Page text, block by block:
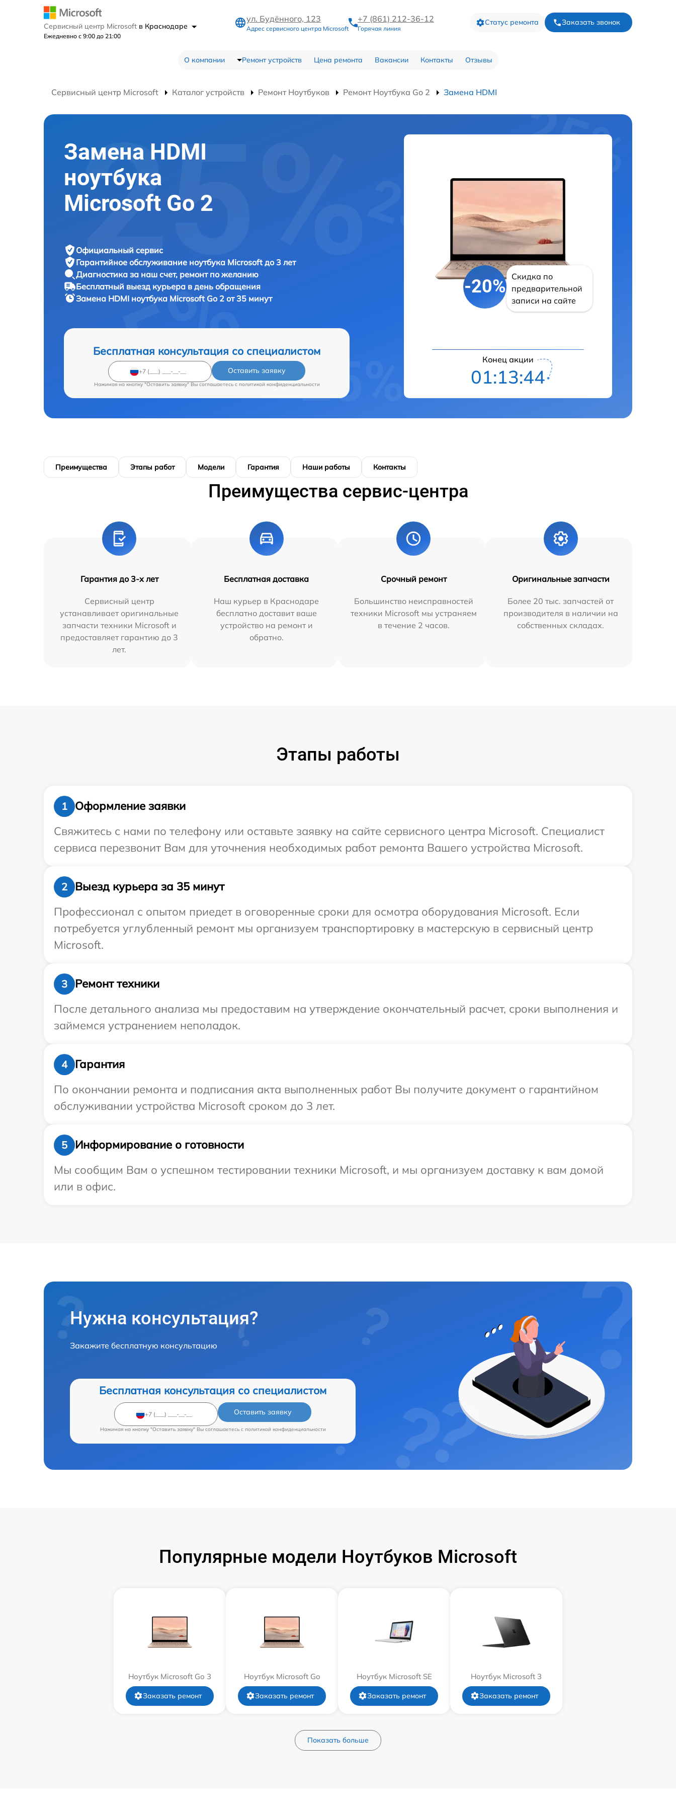
Сервисный центр Microsoft в Краснодаре
Ежедневно с 9:00 до 21:00
ул. Будённого, 123
Адрес сервисного центра Microsoft
+7 (861) 212-36-12
Горячая линия
Статус ремонта Заказать звонок
О компании Ремонт устройств Цена ремонта Вакансии Контакты Отзывы
Сервисный центр Microsoft Каталог устройств Ремонт Ноутбуков Ремонт Ноутбука Go 2 Замена HDMI
Замена HDMI
ноутбука
Microsoft Go 2
Официальный сервис
Гарантийное обслуживание ноутбука Microsoft до 3 лет
Диагностика за наш счет, ремонт по желанию
Бесплатный выезд курьера в день обращения
Замена HDMI ноутбука Microsoft Go 2 от 35 минут
Бесплатная консультация со специалистом
Оставить заявку
Нажимая на кнопку "Оставить заявку" Вы соглашаетесь c политикой конфиденциальности
-20%
Скидка по
предварительной
записи на сайте
Конец акции
01:13:42
Преимущества Этапы работ Модели Гарантия Наши работы Контакты
Преимущества сервис-центра
Гарантия до 3-х лет
Сервисный центр
устанавливает оригинальные
запчасти техники Microsoft и
предоставляет гарантию до 3
лет.
Бесплатная доставка
Наш курьер в Краснодаре
бесплатно доставит ваше
устройство на ремонт и
обратно.
Срочный ремонт
Большинство неисправностей
техники Microsoft мы устраняем
в течение 2 часов.
Оригинальные запчасти
Более 20 тыс. запчастей от
производителя в наличии на
собственных складах.
Этапы работы
1
Оформление заявки
Свяжитесь с нами по телефону или оставьте заявку на сайте сервисного центра Microsoft. Специалист
сервиса перезвонит Вам для уточнения необходимых работ ремонта Вашего устройства Microsoft.
2
Выезд курьера за 35 минут
Профессионал с опытом приедет в оговоренные сроки для осмотра оборудования Microsoft. Если
потребуется углубленный ремонт мы организуем транспортировку в мастерскую в сервисный центр
Microsoft.
3
Ремонт техники
После детального анализа мы предоставим на утверждение окончательный расчет, сроки выполнения и
займемся устранением неполадок.
4
Гарантия
По окончании ремонта и подписания акта выполненных работ Вы получите документ о гарантийном
обслуживании устройства Microsoft сроком до 3 лет.
5
Информирование о готовности
Мы сообщим Вам о успешном тестировании техники Microsoft, и мы организуем доставку к вам домой
или в офис.
Нужна консультация?
Закажите бесплатную консультацию
Бесплатная консультация со специалистом
Оставить заявку
Нажимая на кнопку "Оставить заявку" Вы соглашаетесь c политикой конфиденциальности
Популярные модели Ноутбуков Microsoft
Ноутбук Microsoft Go 3
Заказать ремонт
Ноутбук Microsoft Go
Заказать ремонт
Ноутбук Microsoft SE
Заказать ремонт
Ноутбук Microsoft 3
Заказать ремонт
Показать больше